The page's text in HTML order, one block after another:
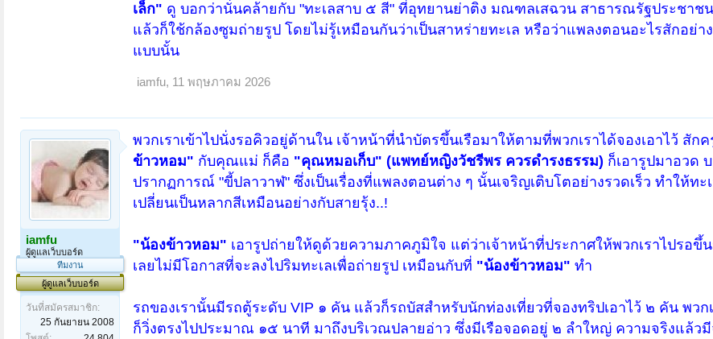
เล็ก" ดู บอกว่านั่นคล้ายกับ "ทะเลสาบ ๕ สี" ที่อุทยานย่าติง มณฑลเสฉวน สาธารณรัฐประชาชน
แล้วก็ใช้กล้องซูมถ่ายรูป โดยไม่รู้เหมือนกันว่าเป็นสาหร่ายทะเล หรือว่าแพลงตอนอะไรสักอย่า
แบบนั้น
iamfu, 11 พฤษภาคม 2026
iamfu
ผู้ดูแลเว็บบอร์ด
ทีมงาน
ผู้ดูแลเว็บบอร์ด
วันที่สมัครสมาชิก:
25 กันยายน 2008
พวกเราเข้าไปนั่งรอคิวอยู่ด้านใน เจ้าหน้าที่นำบัตรขึ้นเรือมาให้ตามที่พวกเราได้จองเอาไว้ สัก
ข้าวหอม" กับคุณแม่ ก็คือ "คุณหมอเก็บ" (แพทย์หญิงวัชรีพร ควรดำรงธรรม) ก็เอารูปมาอวด
ปรากฏการณ์ "ขี้ปลาวาฬ" ซึ่งเป็นเรื่องที่แพลงตอนต่าง ๆ นั้นเจริญเติบโตอย่างรวดเร็ว ทำให้ทะ
เปลี่ยนเป็นหลากสีเหมือนอย่างกับสายรุ้ง..!
"น้องข้าวหอม" เอารูปถ่ายให้ดูด้วยความภาคภูมิใจ แต่ว่าเจ้าหน้าที่ประกาศให้พวกเราไปรอขึ้
เลยไม่มีโอกาสที่จะลงไปริมทะเลเพื่อถ่ายรูป เหมือนกับที่ "น้องข้าวหอม" ทำ
รถของเรานั้นมีรถตู้ระดับ VIP ๑ คัน แล้วก็รถบัสสำหรับนักท่องเที่ยวที่จองทริปเอาไว้ ๒ คัน พวก
ก็วิ่งตรงไปประมาณ ๑๕ นาที มาถึงบริเวณปลายอ่าว ซึ่งมีเรือจอดอยู่ ๒ ลำใหญ่ ความจริงแล้ว